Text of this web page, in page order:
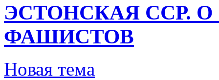
ЭСТОНСКАЯ ССР. О
ФАШИСТОВ
Новая тема